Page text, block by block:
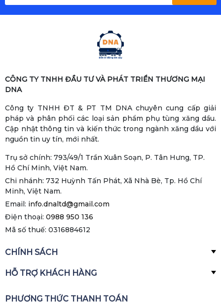
CÔNG TY TNHH ĐẦU TƯ VÀ PHÁT TRIỂN THƯƠNG MẠI
DNA
Công ty TNHH ĐT & PT TM DNA chuyên cung cấp giải
pháp và phân phối các loại sản phẩm phụ tùng xăng dầu.
Cập nhật thông tin và kiến thức trong ngành xăng dầu với
nguồn tin uy tín, mới nhất.
Trụ sở chính: 793/49/1 Trần Xuân Soạn, P. Tân Hưng, TP.
Hồ Chí Minh, Việt Nam.
Chi nhánh: 732 Huỳnh Tấn Phát, Xã Nhà Bè, Tp. Hồ Chí
Minh, Việt Nam.
Email: info.dnaltd@gmail.com
Điện thoại: 0988 950 136
Mã số thuế: 0316884612
CHÍNH SÁCH
HỖ TRỢ KHÁCH HÀNG
PHƯƠNG THỨC THANH TOÁN